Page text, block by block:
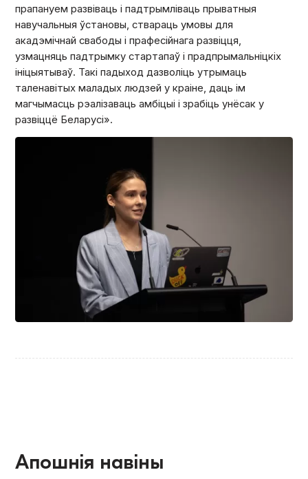
прапануем развіваць і падтрымліваць прыватныя
навучальныя ўстановы, ствараць умовы для
акадэмічнай свабоды і прафесійнага развіцця,
узмацняць падтрымку стартапаў і прадпрымальніцкіх
ініцыятываў. Такі падыход дазволіць утрымаць
таленавітых маладых людзей у краіне, даць ім
магчымасць рэалізаваць амбіцыі і зрабіць унёсак у
развіццё Беларусі».
Апошнія навіны